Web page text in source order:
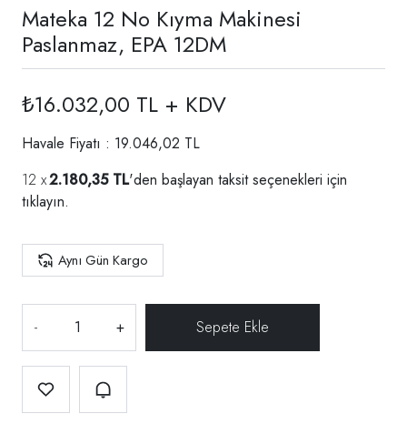
Mateka 12 No Kıyma Makinesi
Paslanmaz, EPA 12DM
₺16.032,00 TL + KDV
Havale Fiyatı : 19.046,02 TL
2.180,35 TL'den başlayan taksit seçenekleri için
tıklayın.
Aynı Gün Kargo
- +